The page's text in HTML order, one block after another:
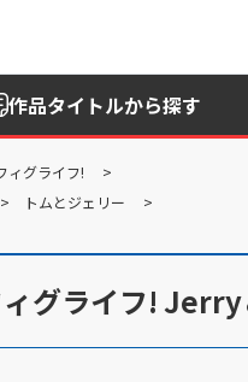
作品タイトルから探す
ィグライフ!
トムとジェリー
ィグライフ!